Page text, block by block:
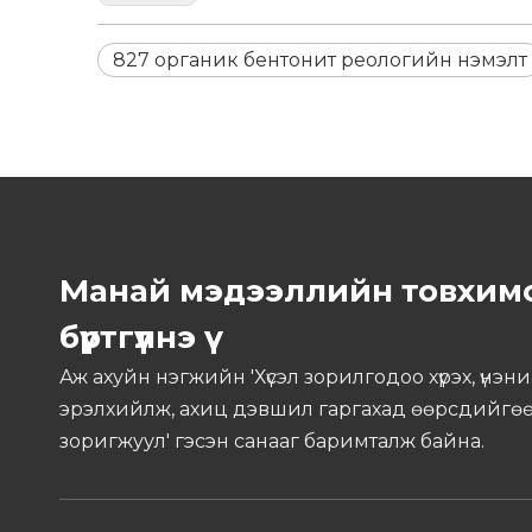
827 органик бентонит реологийн нэмэлт
Манай мэдээллийн
бүртгүүлнэ үү
Аж ахуйн нэгжийн 'Хүсэл зорилгодоо хүрэх,
эрэлхийлж, ахиц дэвшил гаргахад
зоригжуул' гэсэн санааг баримталж байна.